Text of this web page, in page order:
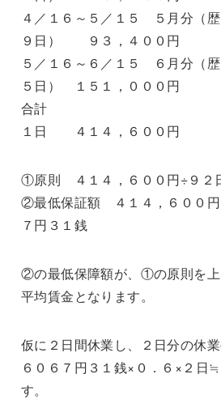
４／１６～５／１５ ５月分（
９日） ９３，４００円
５／１６～６／１５ ６月分（
５日） １５１，０００円
合計 ９
１日 ４１４，６００円
①原則 ４１４，６００円÷９２
②最低保証額 ４１４，６００
７円３１銭
②の最低保障額が、①の原則を
平均賃金となります。
仮に２日間休業し、２日分の休
６０６７円３１銭×０．６×２日
す。